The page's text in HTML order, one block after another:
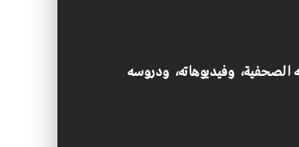
الصحفية، وفيديوهاته، ودروسه